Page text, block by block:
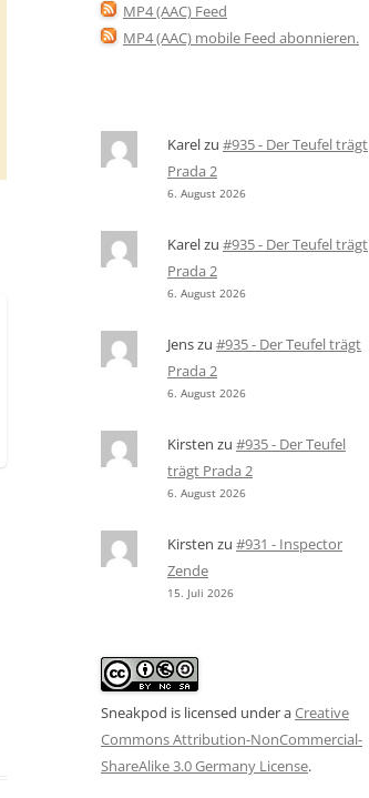
MP4 (AAC) Feed
MP4 (AAC) mobile Feed abonnieren.
Karelzu #935 - Der Teufel trägt
Prada 2
6. August 2026
Karelzu #935 - Der Teufel trägt
Prada 2
6. August 2026
Jenszu #935 - Der Teufel trägt
Prada 2
6. August 2026
Kirsten zu #935 - Der Teufel
trägt Prada 2
6. August 2026
Kirsten zu #931 - Inspector
Zende
15. Juli 2026
Sneakpod is licensed under aCreative
Commons Attribution-NonCommercial-
ShareAlike 3.0 Germany License.